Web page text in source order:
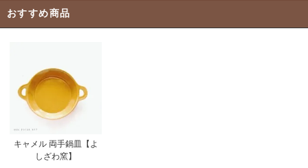
おすすめ商品
キャメル 両手鍋皿【よ
しざわ窯】